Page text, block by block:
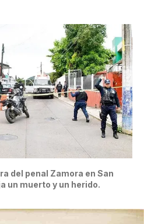
del penal Zamora en San
un muerto y un herido.